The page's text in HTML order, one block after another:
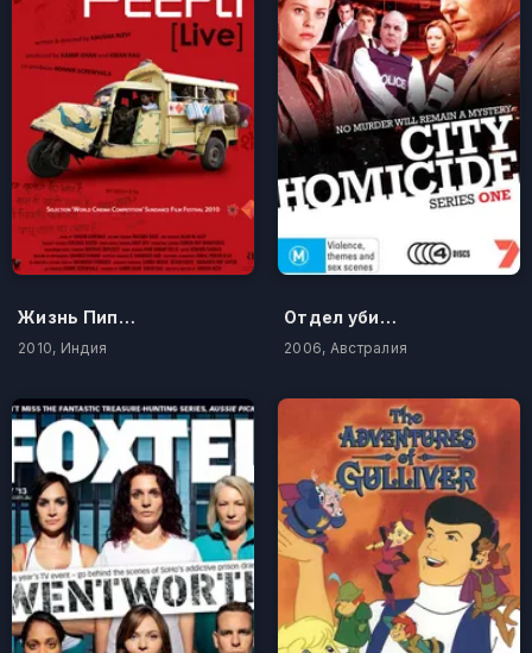
Жизнь Пипли
2010, Индия
Отдел убийств
2006, Австралия